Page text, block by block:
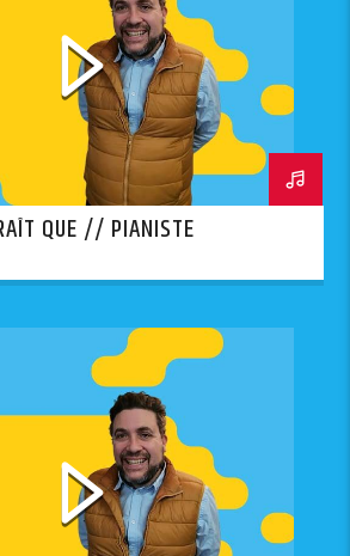
QUE // PIANISTE